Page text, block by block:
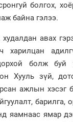
болгох,
байна гэлээ.
худалдан авах
харилцан
болж буй
Хууль зүй,
ажлын хэсэг
яамнаас ямар